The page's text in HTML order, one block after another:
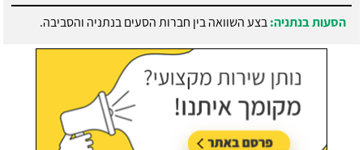
הסעות בנתניה:בצע השוואה בין חברות הסעים בנתניה והסביבה.